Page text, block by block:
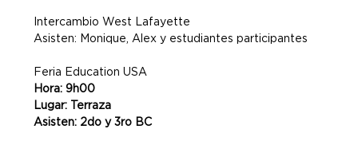
Intercambio West Lafayette
Asisten: Monique, Alex y estudiantes participantes
Feria Education USA
Hora: 9h00
Lugar: Terraza
Asisten: 2do y 3ro BC